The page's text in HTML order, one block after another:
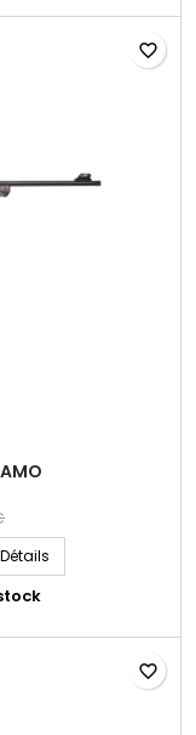
DétailsCARABINE 8122
favorite_border
favorite_border